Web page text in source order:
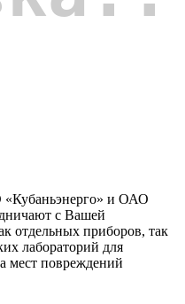
и ОАО
с Вашей
отдельных приборов, так
лабораторий для
мест повреждений